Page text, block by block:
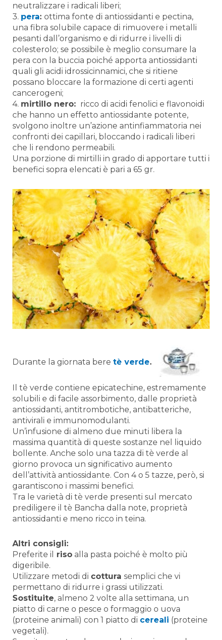
neutralizzare i radicali liberi;
3. pera: ottima fonte di antiossidanti e pectina,
una fibra solubile capace di rimuovere i metalli
pesanti dall’organismo e di ridurre i livelli di
colesterolo; se possibile è meglio consumare la
pera con la buccia poiché apporta antiossidanti
quali gli acidi idrossicinnamici, che si ritiene
possano bloccare la formazione di certi agenti
cancerogeni;
4. mirtillo nero: ricco di acidi fenolici e flavonoidi
che hanno un effetto antiossidante potente,
svolgono inoltre un’azione antinfiammatoria nei
confronti dei capillari, bloccando i radicali liberi
che li rendono permeabili.
Una porzione di mirtilli in grado di apportare tutti i
benefici sopra elencati è pari a 65 gr.
Durante la giornata bere tè verde.
Il tè verde contiene epicatechine, estremamente
solubili e di facile assorbimento, dalle proprietà
antiossidanti, antitrombotiche, antibatteriche,
antivirali e immunomodulanti.
Un’infusione di almeno due minuti libera la
massima quantità di queste sostanze nel liquido
bollente. Anche solo una tazza di tè verde al
giorno provoca un significativo aumento
dell’attività antiossidante. Con 4 o 5 tazze, però, si
garantiscono i massimi benefici.
Tra le varietà di tè verde presenti sul mercato
prediligere il tè Bancha dalla note, proprietà
antiossidanti e meno ricco in teina.
Altri consigli:
Preferite il
riso alla pasta poiché è molto più
digeribile.
Utilizzare metodi di cottura semplici che vi
permettano di ridurre i grassi utilizzati.
Sostituite, almeno 2 volte alla settimana, un
piatto di carne o pesce o formaggio o uova
(proteine animali) con 1 piatto di cereali (proteine
vegetali).